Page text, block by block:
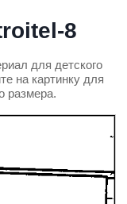
8
для детского
на картинку для
размера.